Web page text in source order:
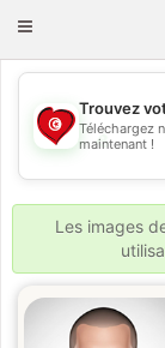
Toggle
💖
Trouvez
Téléchargez
maintenant !
Les images